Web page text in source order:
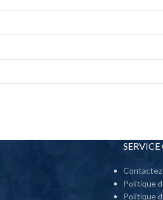
Contactez
Politique
Politique